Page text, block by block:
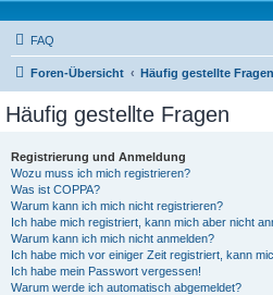
FAQ
Foren-Übersicht Häufig gestellte Fragen
Häufig gestellte Fragen
Registrierung und Anmeldung
Wozu muss ich mich registrieren?
Was ist COPPA?
Warum kann ich mich nicht registrieren?
Ich habe mich registriert, kann mich aber nicht
Warum kann ich mich nicht anmelden?
Ich habe mich vor einiger Zeit registriert, kann
Ich habe mein Passwort vergessen!
Warum werde ich automatisch abgemeldet?